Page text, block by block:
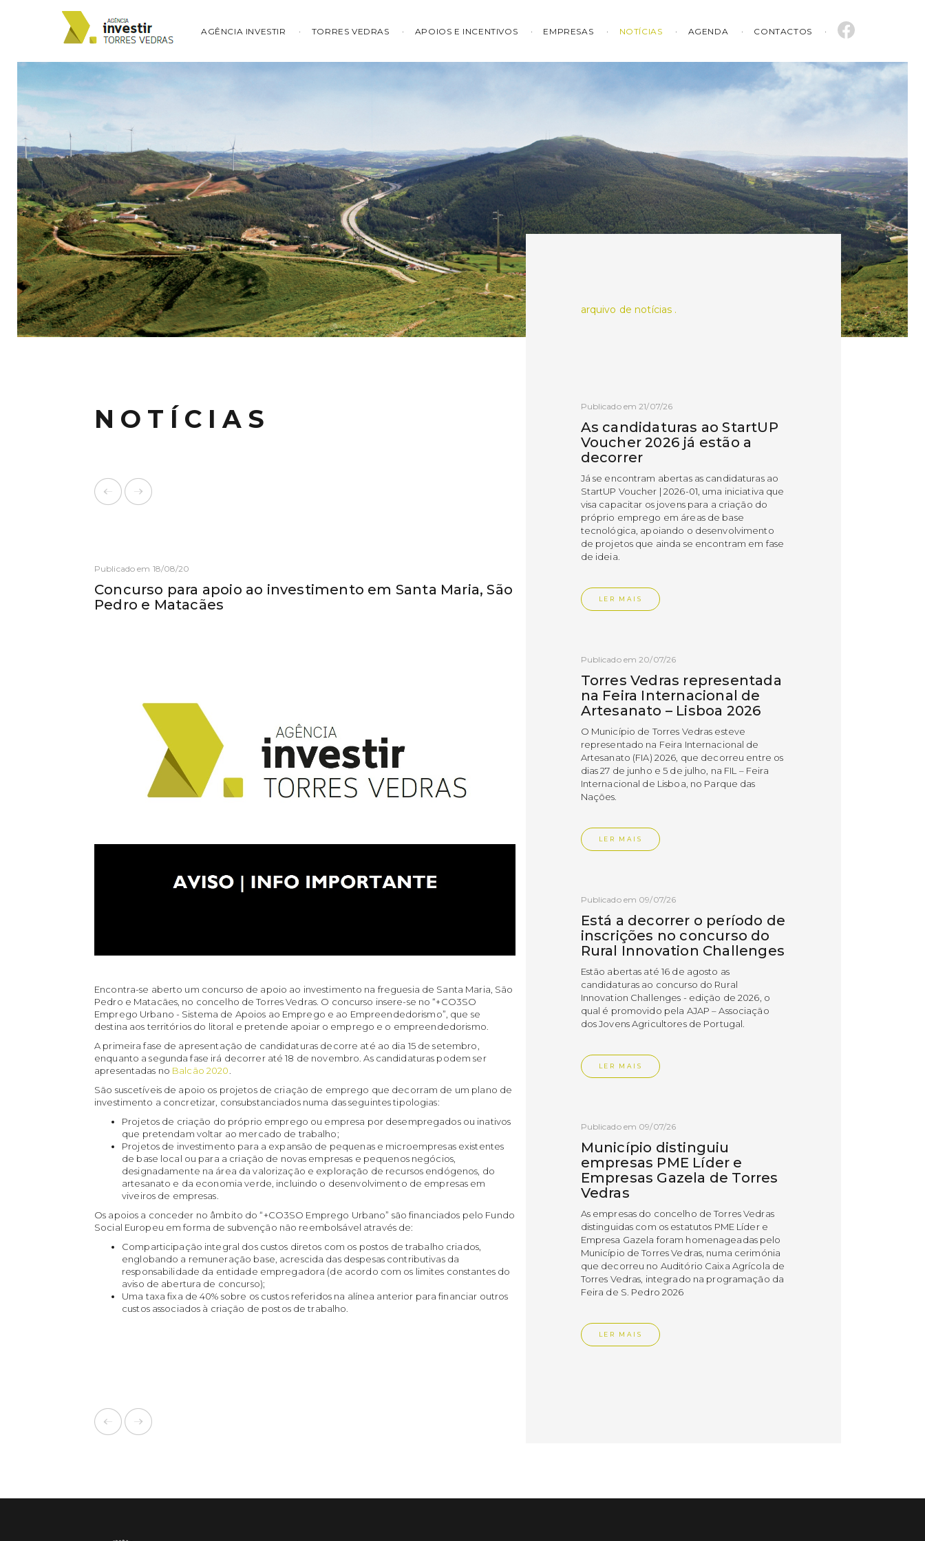
AGÊNCIA INVESTIR TORRES VEDRAS APOIOS E INCENTIVOS EMPRESAS NOTÍCIAS AGENDA CONTACTOS
NOTÍCIAS
Publicado em 18/08/20
Concurso para apoio ao investimento em Santa Maria, São
Pedro e Matacães
Encontra-se aberto um concurso de apoio ao investimento na freguesia de Santa Maria, São
Pedro e Matacães, no concelho de Torres Vedras. O concurso insere-se no “+CO3SO
Emprego Urbano - Sistema de Apoios ao Emprego e ao Empreendedorismo”, que se
destina aos territórios do litoral e pretende apoiar o emprego e o empreendedorismo.
A primeira fase de apresentação de candidaturas decorre até ao dia 15 de setembro,
enquanto a segunda fase irá decorrer até 18 de novembro. As candidaturas podem ser
apresentadas no Balcão 2020
São suscetíveis de apoio os projetos de criação de emprego que decorram de um plano de
investimento a concretizar, consubstanciados numa das seguintes tipologias:
Projetos de criação do próprio emprego ou empresa por desempregados ou inativos
que pretendam voltar ao mercado de trabalho;
Projetos de investimento para a expansão de pequenas e microempresas existentes
de base local ou para a criação de novas empresas e pequenos negócios,
designadamente na área da valorização e exploração de recursos endógenos, do
artesanato e da economia verde, incluindo o desenvolvimento de empresas em
viveiros de empresas.
Os apoios a conceder no âmbito do “+CO3SO Emprego Urbano” são financiados pelo Fundo
Social Europeu em forma de subvenção não reembolsável através de:
Comparticipação integral dos custos diretos com os postos de trabalho criados,
englobando a remuneração base, acrescida das despesas contributivas da
responsabilidade da entidade empregadora (de acordo com os limites constantes do
aviso de abertura de concurso);
Uma taxa fixa de 40% sobre os custos referidos na alínea anterior para financiar outros
custos associados à criação de postos de trabalho.
arquivo de notícias .
Publicado em 21/07/26
As candidaturas ao StartUP
Voucher 2026 já estão a
decorrer
Já se encontram abertas as candidaturas ao
StartUP Voucher | 2026-01, uma iniciativa que
visa capacitar os jovens para a criação do
próprio emprego em áreas de base
tecnológica, apoiando o desenvolvimento
de projetos que ainda se encontram em fase
de ideia.
LER MAIS
Publicado em 20/07/26
Torres Vedras representada
na Feira Internacional de
Artesanato – Lisboa 2026
O Município de Torres Vedras esteve
representado na Feira Internacional de
Artesanato (FIA) 2026, que decorreu entre os
dias 27 de junho e 5 de julho, na FIL – Feira
Internacional de Lisboa, no Parque das
Nações.
LER MAIS
Publicado em 09/07/26
Está a decorrer o período de
inscrições no concurso do
Rural Innovation Challenges
Estão abertas até 16 de agosto as
candidaturas ao concurso do Rural
Innovation Challenges - edição de 2026, o
qual é promovido pela AJAP – Associação
dos Jovens Agricultores de Portugal.
LER MAIS
Publicado em 09/07/26
Município distinguiu
empresas PME Líder e
Empresas Gazela de Torres
Vedras
As empresas do concelho de Torres Vedras
distinguidas com os estatutos PME Líder e
Empresa Gazela foram homenageadas pelo
Município de Torres Vedras, numa cerimónia
que decorreu no Auditório Caixa Agrícola de
Torres Vedras, integrado na programação da
Feira de S. Pedro 2026
LER MAIS